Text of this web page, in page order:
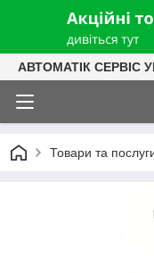
АВТОМАТІК СЕРВІС
Товари та